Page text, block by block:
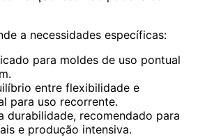
a necessidades específicas:
para moldes de uso pontual
entre flexibilidade e
para uso recorrente.
durabilidade, recomendado para
e produção intensiva.